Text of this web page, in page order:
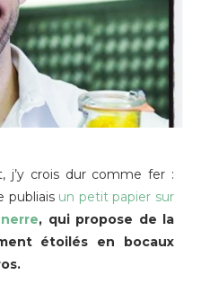
j’y crois dur comme fer :
publiais un petit papier sur
, qui propose de la
étoilés en bocaux